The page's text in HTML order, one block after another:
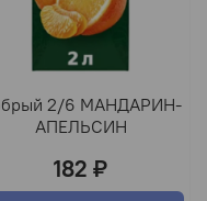
2/6 МАНДАРИН-
АПЕЛЬСИН
182 ₽